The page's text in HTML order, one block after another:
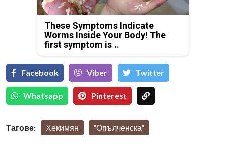
These Symptoms Indicate
Worms Inside Your Body! The
first symptom is ..
Facebook Viber Тwitter
Whatsapp Pinterest
Тагове: Хекимян "Опълченска"